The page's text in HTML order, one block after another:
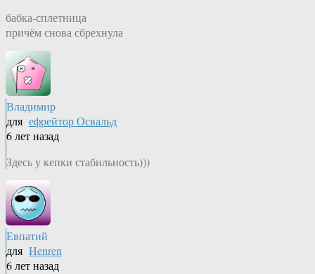
бабка-сплетница
причём снова сбрехнула
Владимир
для ефрейтор Освальд
6 лет назад
Здесь у кепки стабильность)))
Евпатий
для Henren
6 лет назад